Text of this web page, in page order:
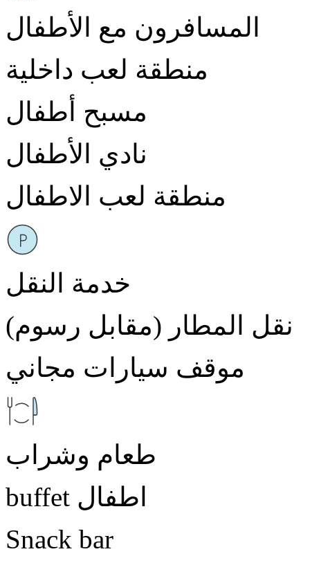
المسافرون مع الأطفال
منطقة لعب داخلية
مسبح أطفال
نادي الأطفال
منطقة لعب الاطفال
خدمة النقل
نقل المطار (مقابل رسوم)
موقف سيارات مجاني
طعام وشراب
buffet اطفال
Snack bar